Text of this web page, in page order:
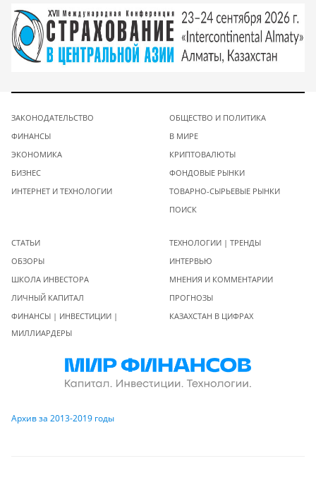
ЗАКОНОДАТЕЛЬСТВО
ФИНАНСЫ
ЭКОНОМИКА
БИЗНЕС
ИНТЕРНЕТ И ТЕХНОЛОГИИ
ОБЩЕСТВО И ПОЛИТИКА
В МИРЕ
КРИПТОВАЛЮТЫ
ФОНДОВЫЕ РЫНКИ
ТОВАРНО-СЫРЬЕВЫЕ РЫНКИ
ПОИСК
СТАТЬИ
ОБЗОРЫ
ШКОЛА ИНВЕСТОРА
ЛИЧНЫЙ КАПИТАЛ
ФИНАНСЫ | ИНВЕСТИЦИИ |
МИЛЛИАРДЕРЫ
ТЕХНОЛОГИИ | ТРЕНДЫ
ИНТЕРВЬЮ
МНЕНИЯ И КОММЕНТАРИИ
ПРОГНОЗЫ
КАЗАХСТАН В ЦИФРАХ
Архив за 2013-2019 годы